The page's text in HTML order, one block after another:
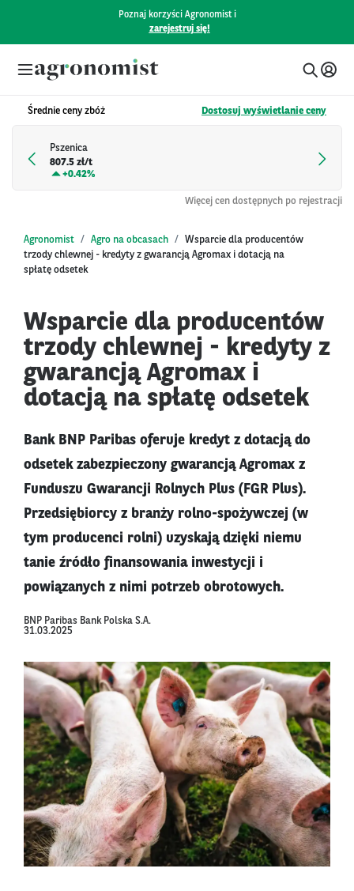
Poznaj korzyści Agronomist i
zarejestruj się!
Średnie ceny zbóż Dostosuj wyświetlanie ceny
Pszenica
807.5 zł/t
+0.42%
Więcej cen dostępnych po rejestracji
Agronomist Agro na obcasach
Wsparcie dla producentów
trzody chlewnej - kredyty z gwarancją Agromax i dotacją na
spłatę odsetek
Wsparcie dla producentów
trzody chlewnej - kredyty z
gwarancją Agromax i
dotacją na spłatę odsetek
Bank BNP Paribas oferuje kredyt z dotacją do
odsetek zabezpieczony gwarancją Agromax z
Funduszu Gwarancji Rolnych Plus (FGR Plus).
Przedsiębiorcy z branży rolno-spożywczej (w
tym producenci rolni) uzyskają dzięki niemu
tanie źródło finansowania inwestycji i
powiązanych z nimi potrzeb obrotowych.
BNP Paribas Bank Polska S.A.
31.03.2025